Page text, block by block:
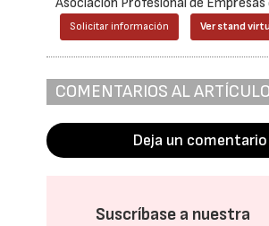
Asociación Profesional de
Solicitar información Ver stand
COMENTARIOS AL
Deja un comentario
Suscríbase a nuestra